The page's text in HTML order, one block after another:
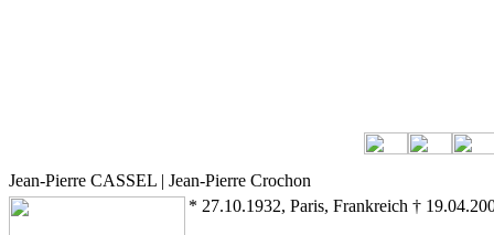
Jean-Pierre CASSEL | Jean-Pierre Crochon
* 27.10.1932, Paris, Frankreich †